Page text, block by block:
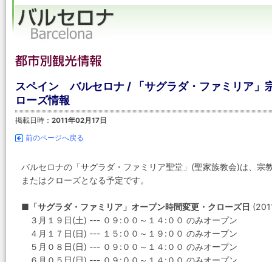
スペイン バルセロナ / 「サグラダ・ファミリア」
ローズ情報
掲載日時： 2011年02月17日
前のページへ戻る
バルセロナの「サグラダ・ファミリア聖堂」(聖家族教会)は、宗
またはクローズとなる予定です。
■「サグラダ・ファミリア」オープン時間変更・クローズ日
３月１９日(土) --- ０９:００～１４:００ のみオープン
４月１７日(日) --- １５:００～１９:００ のみオープン
５月０８日(日) --- ０９:００～１４:００ のみオープン
６月０５日(日) --- ０９:００～１４:００ のみオープン